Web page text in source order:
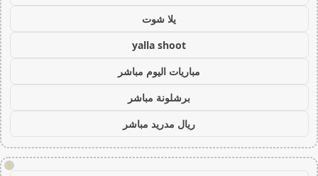
يلا شوت
yalla shoot
مباريات اليوم مباشر
برشلونة مباشر
ريال مدريد مباشر
!